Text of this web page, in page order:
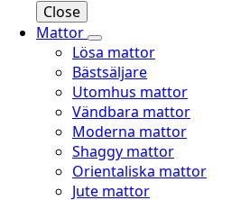
Close
Mattor
Lösa mattor
Bästsäljare
Utomhus mattor
Vändbara mattor
Moderna mattor
Shaggy mattor
Orientaliska mattor
Jute mattor